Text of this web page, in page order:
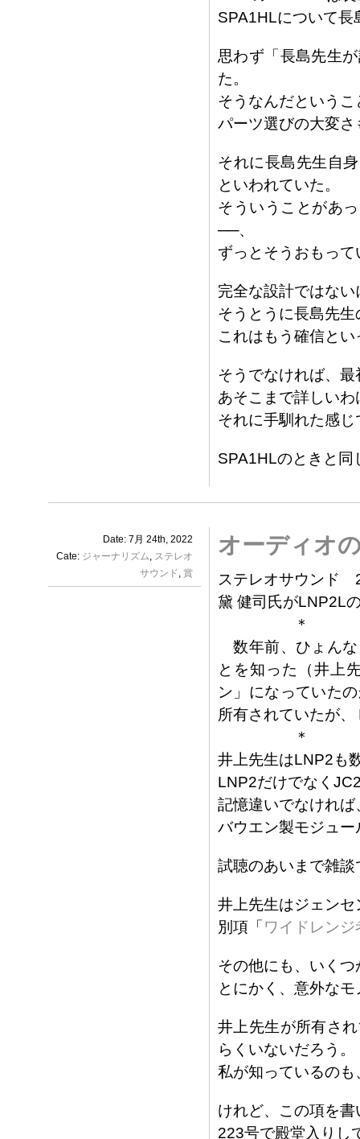
SPA1HLについて長
思わず「長島先生
た。
そうなんだという
パーツ選びの大変
それに長島先生自
といわれていた。
そういうことがあ
──、
ずっとそうおもって
完全な設計ではない
そうとうに長島先
これはもう確信と
そうでなければ、
あそこまで詳しいわ
それに手馴れた感
SPA1HLのときと同
Date: 7月 24th, 2022
Cate: ジャーナリズム, ステレオ
サウンド, 賞
オーディオ
ステレオサウンド
黛 健司氏がLNP2L
＊
数年前、ひょんな
とを知った（井上
ン」になっていた
所有されていたが
＊
井上先生はLNP2も
LNP2だけでなく
記憶違いでなけれ
バウエン製モジュ
試聴のあいまで雑
井上先生はジェン
別項「 ワイドレン
その他にも、いく
とにかく、意外な
井上先生が所有さ
らくいないだろう。
私が知っているの
けれど、この項を
223号で殿堂入りし